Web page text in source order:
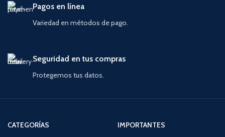
Pagos en línea
Variedad en métodos de pago.
Seguridad en tus compras
Protegemos tus datos.
CATEGORÍAS
IMPORTANTES